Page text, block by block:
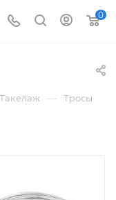
0
Такелаж — Тросы